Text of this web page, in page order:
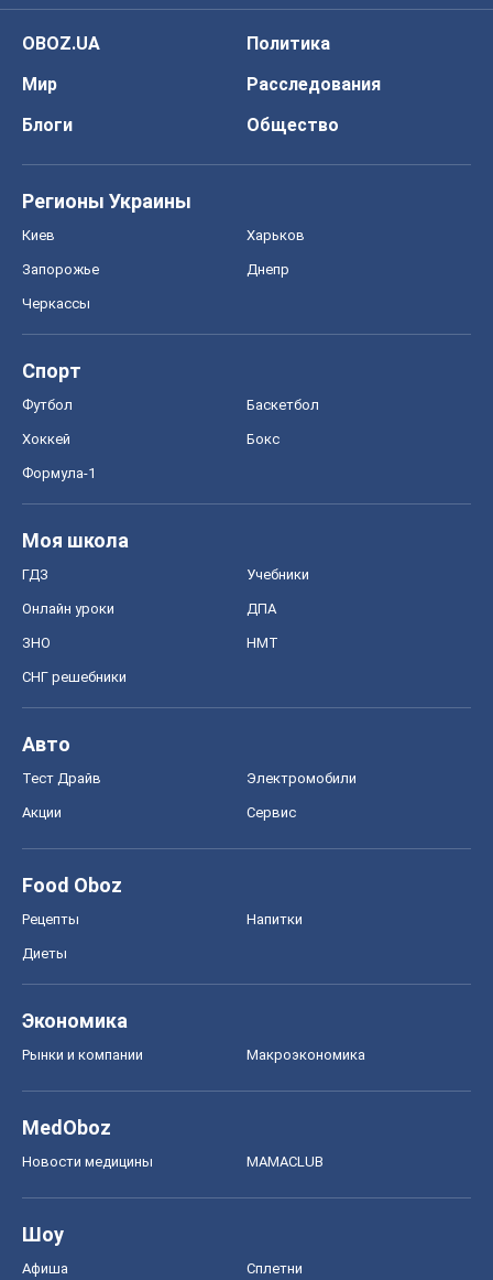
OBOZ.UA
Политика
Мир
Расследования
Блоги
Общество
Регионы Украины
Киев Харьков
Запорожье Днепр
Черкассы
Спорт
Футбол Баскетбол
Хоккей Бокс
Формула-1
Моя школа
ГДЗ Учебники
Онлайн уроки ДПА
ЗНО НМТ
СНГ решебники
Авто
Тест Драйв Электромобили
Акции Сервис
Food Oboz
Рецепты Напитки
Диеты
Экономика
Рынки и компании Mакроэкономика
MedOboz
Новости медицины MAMACLUB
Шоу
Афиша Сплетни